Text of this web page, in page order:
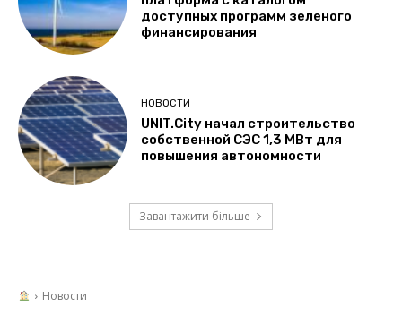
доступных программ зеленого
финансирования
НОВОСТИ
UNIT.City начал строительство
собственной СЭС 1,3 МВт для
повышения автономности
Завантажити більше